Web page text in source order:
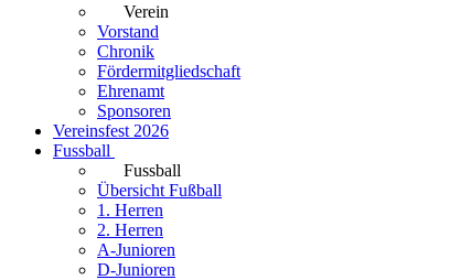
Verein
Vorstand
Chronik
Fördermitgliedschaft
Ehrenamt
Sponsoren
Vereinsfest 2026
Fussball
Fussball
Übersicht Fußball
1. Herren
2. Herren
A-Junioren
D-Junioren